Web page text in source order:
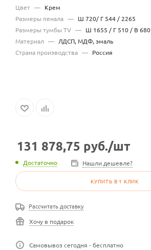
Цвет — Крем
Размеры пенала — Ш 720/ Г 544 / 2265
Размеры тумбы TV — Ш 1655 / Г 510 / В 680
Материал — ЛДСП, МДФ, эмаль
Страна производства — Россия
131 878,75 руб./шт
Достаточно Нашли дешевле?
КУПИТЬ В 1 КЛИК
Рассчитать доставку
Хочу в подарок
Самовывоз сегодня - бесплатно